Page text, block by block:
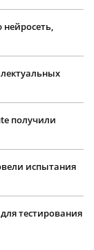
получили
испытания
тестирования